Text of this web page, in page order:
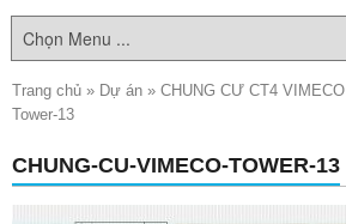
Trang chủ » Dự án » CHUNG CƯ CT4 VIMECO
Tower-13
CHUNG-CU-VIMECO-TOWER-13